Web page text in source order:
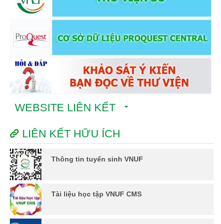
WEBSITE LIÊN KẾT
LIÊN KẾT HỮU ÍCH
Thông tin tuyển sinh VNUF
Tài liệu học tập VNUF CMS